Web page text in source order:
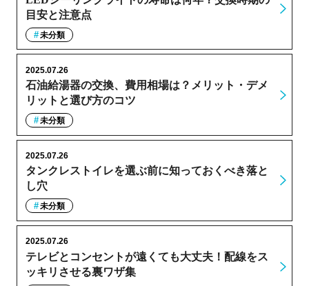
目安と注意点
未分類
石油給湯器の交換、費用相場は？メリット・デメ
リットと選び方のコツ
2025.07.26
未分類
タンクレストイレを選ぶ前に知っておくべき落と
し穴
2025.07.26
未分類
テレビとコンセントが遠くても大丈夫！配線をス
ッキリさせる裏ワザ集
2025.07.26